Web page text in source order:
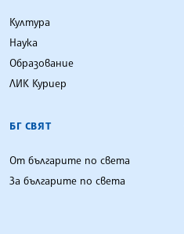
Култура
Наука
Образование
ЛИК Куриер
БГ СВЯТ
От българите по света
За българите по света